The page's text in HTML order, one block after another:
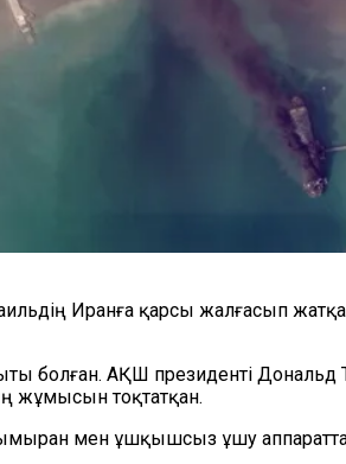
Иранға қарсы жалғасып
болған. АҚШ президенті Дональд
жұмысын тоқтатқан.
мен ұшқышсыз ұшу